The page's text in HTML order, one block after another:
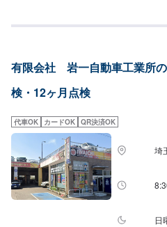
有限会社 岩一自動車工業所
検・12ヶ月点検
代車OK カードOK QR決済OK
埼
日